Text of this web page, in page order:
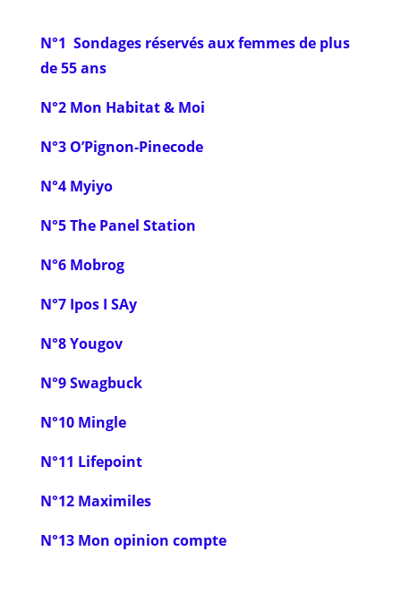
N°1 Sondages réservés aux femmes de plus
de 55 ans
N°2 Mon Habitat & Moi
N°3 O’Pignon-Pinecode
N°4 Myiyo
N°5 The Panel Station
N°6 Mobrog
N°7 Ipos I SAy
N°8 Yougov
N°9 Swagbuck
N°10 Mingle
N°11 Lifepoint
N°12 Maximiles
N°13 Mon opinion compte